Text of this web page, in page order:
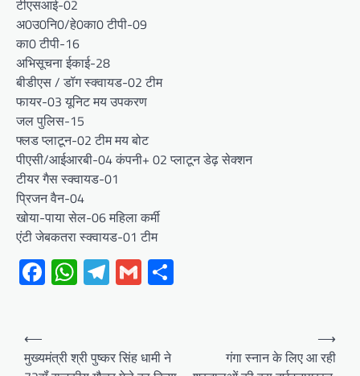
टीएसआई-02
अ0उ0नि0/हे0का0 टीपी-09
का0 टीपी-16
अभिसूचना ईकाई-28
बीडीएस / डॉग स्क्वायड-02 टीम
फायर-03 यूनिट मय उपकरण
जल पुलिस-15
फ्लड प्लाटून-02 टीम मय बोट
पीएसी/आईआरबी-04 कंपनी+ 02 प्लाटून डेढ़ सेक्शन
टीयर गैस स्क्वायड-01
प्रिजन वैन-04
खोया-पाया सेल-06 महिला कर्मी
एंटी जेबकतरा स्क्वायड-01 टीम
Facebook
WhatsApp
Telegram
Gmail
Post
navigation
⟵
मुख्यमंत्री श्री पुष्कर सिंह धामी ने
गंगा स्नान के लिए आ रही
⟶